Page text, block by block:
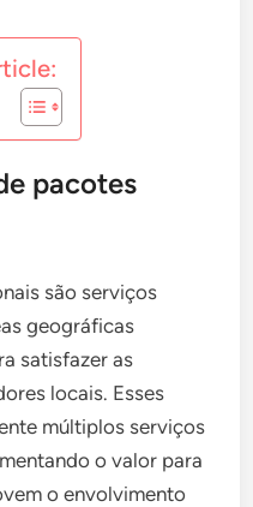
pacotes
são serviços
geográficas
satisfazer as
locais. Esses
múltiplos serviços
o valor para
o envolvimento